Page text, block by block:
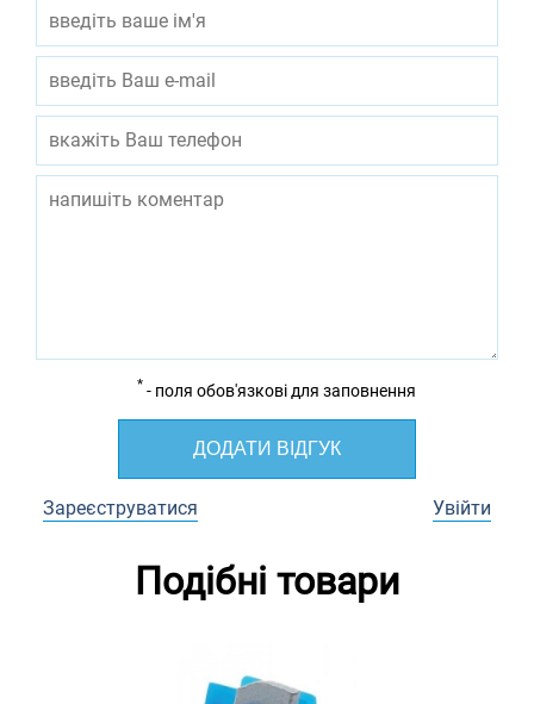
* - поля обов'язкові для заповнення
ДОДАТИ ВІДГУК
Зареєструватися Увійти
Подібні товари